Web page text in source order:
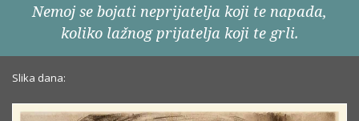
Nemoj se bojati neprijatelja koji te napada,
koliko lažnog prijatelja koji te grli.
Slika dana: